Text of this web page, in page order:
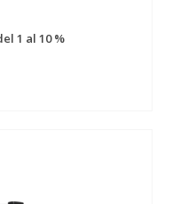
1 al 10 %